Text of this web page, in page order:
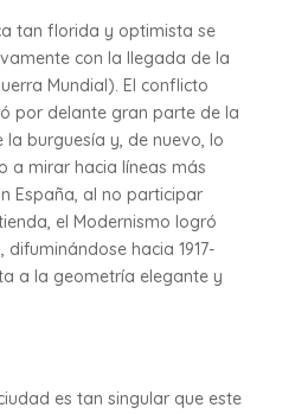
tan florida y optimista se
con la llegada de la
Mundial). El conflicto
por delante gran parte de la
burguesía y, de nuevo, lo
a mirar hacia líneas más
España, al no participar
el Modernismo logró
hacia 1917-
a la geometría elegante y
es tan singular que este